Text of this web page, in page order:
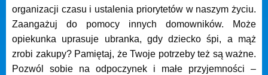
organizacji czasu i ustalenia priorytetów w naszym życiu.
Zaangażuj do pomocy innych domowników. Może
opiekunka uprasuje ubranka, gdy dziecko śpi, a mąż
zrobi zakupy? Pamiętaj, że Twoje potrzeby też są ważne.
Pozwól sobie na odpoczynek i małe przyjemności –